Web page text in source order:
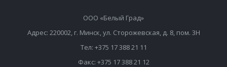
ООО «Белый Град»
Адрес: 220002, г. Минск, ул. Сторожевская, д. 8, пом. 3Н
Тел: +375 17 388 21 11
Факс: +375 17 388 21 12